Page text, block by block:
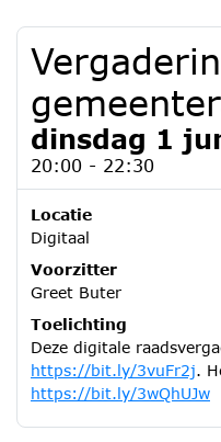
dinsdag 1
20:00 - 22:30
Locatie
Digitaal
Voorzitter
Greet Buter
Toelichting
Deze digitale
https://bit.ly/3vuFr2j.
https://bit.ly/3wQhUJw